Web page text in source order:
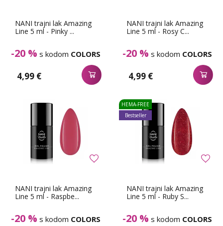
NANI trajni lak Amazing
Line 5 ml - Pinky ...
-20 % s kodom COLORS
4,99 €
NANI trajni lak Amazing
Line 5 ml - Rosy C...
-20 % s kodom COLORS
4,99 €
NANI trajni lak Amazing
Line 5 ml - Raspbe...
-20 % s kodom COLORS
NANI trajni lak Amazing
Line 5 ml - Ruby S...
-20 % s kodom COLORS
HEMA-FREE
Bestseller